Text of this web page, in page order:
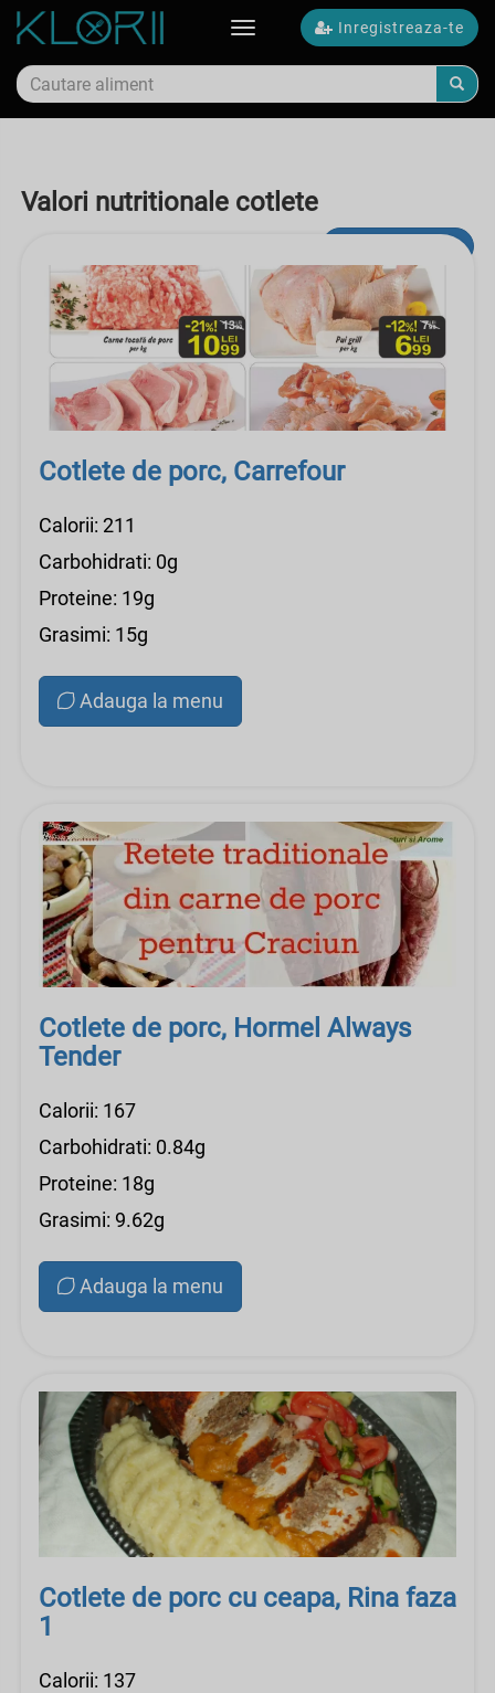
Inregistreaza-te
Toggle
Valori nutritionale cotlete
Cotlete de porc, Carrefour
Calorii: 211
Carbohidrati: 0g
Proteine: 19g
Grasimi: 15g
Adauga la menu
Cotlete de porc, Hormel Always
Tender
Calorii: 167
Carbohidrati: 0.84g
Proteine: 18g
Grasimi: 9.62g
Adauga la menu
Cotlete de porc cu ceapa, Rina faza
1
Calorii: 137